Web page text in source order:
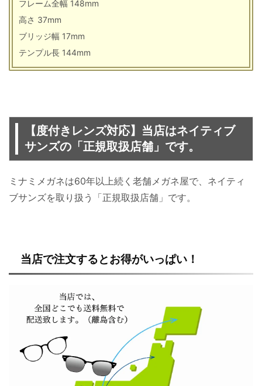
フレーム全幅 148mm
高さ 37mm
ブリッジ幅 17mm
テンプル長 144mm
【度付きレンズ対応】当店はネイティブ
サンズの「正規取扱店舗」です。
ミナミメガネは60年以上続く老舗メガネ屋で、ネイティ
ブサンズを取り扱う「正規取扱店舗」です。
当店で注文するとお得がいっぱい！